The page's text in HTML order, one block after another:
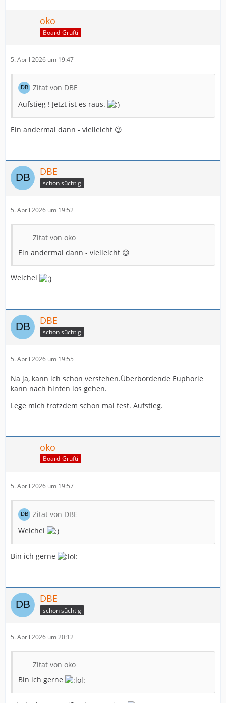
oko
Board-Grufti
5. April 2026 um 19:47
Zitat von DBE
Aufstieg ! Jetzt ist es raus.
Ein andermal dann - vielleicht 😉
DBE
schon süchtig
5. April 2026 um 19:52
Zitat von oko
Ein andermal dann - vielleicht 😉
Weichei
DBE
schon süchtig
5. April 2026 um 19:55
Na ja, kann ich schon verstehen.Überbordende Euphorie
kann nach hinten los gehen.
Lege mich trotzdem schon mal fest. Aufstieg.
oko
Board-Grufti
5. April 2026 um 19:57
Zitat von DBE
Weichei
Bin ich gerne
DBE
schon süchtig
5. April 2026 um 20:12
Zitat von oko
Bin ich gerne